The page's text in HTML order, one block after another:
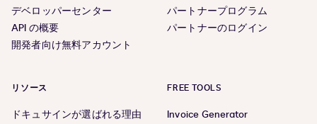
デベロッパーセンター
API の概要
開発者向け無料アカウント
パートナープログラム
パートナーのログイン
リソース
ドキュサインが選ばれる理由
FREE TOOLS
Invoice Generator